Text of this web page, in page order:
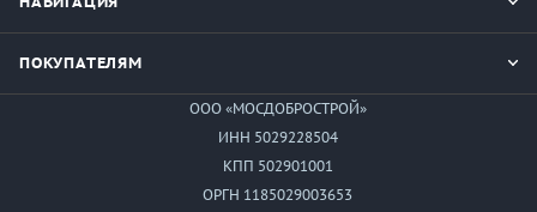
ПОКУПАТЕЛЯМ
ООО «МОСДОБРОСТРОЙ»
ИНН 5029228504
КПП 502901001
ОРГН 1185029003653